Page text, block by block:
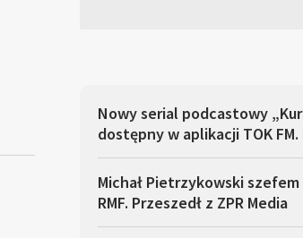
Nowy serial podcastowy
dostępny w aplikacji TOK FM.
Michał Pietrzykowski
RMF. Przeszedł z ZPR Media